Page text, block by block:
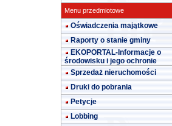
Menu przedmiotowe
Oświadczenia majątkowe
Raporty o stanie gminy
EKOPORTAL-Informacje o
środowisku i jego ochronie
Sprzedaż nieruchomości
Druki do pobrania
Petycje
Lobbing